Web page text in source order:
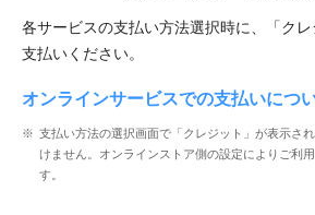
各サービスの支払い方法選択時に、「ク
支払いください。
オンラインサービスでの支払いにつ
支払い方法の選択画面で「クレジット」が表示さ
けません。オンラインストア側の設定によりご利
す。